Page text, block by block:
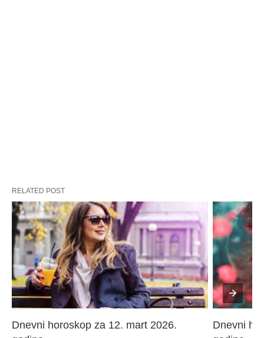
RELATED POST
Dnevni horoskop za 12. mart 2026.
Dnevni